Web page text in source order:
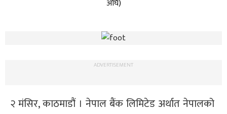
अघि)
ADVERTISEMENT
२ मंसिर, काठमाडौं । नेपाल बैंक लिमिटेड अर्थात नेपालको